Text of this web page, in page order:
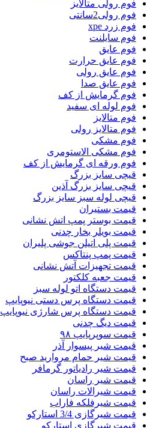
فوم رولی متالایز
فوم رولی2سانتی
فوم زرد xpe
فوم سایلنت
فوم عایق
فوم عایق حرارت
فوم عایق رولی
فوم عایق صدا
فوم گرمایش از کف
فوم لوله ای سفید
فوم متالایز
فوم متالایز رولی
فوم مشکی
فوم مشکی الاستومری
فوم ورقه ای گرمایش از کف
قیچی سایز بزرگ
قیچی سایز بزرگ آذین
قیچی لوله سبز سایز بزرگ
قیمت بستیران
قیمت بوستر پمپ اتش نشانی
قیمت بویلر بخار چدنی
قیمت پلی اتیلن جوشی پلیران
قیمت پمپ پنتاکس
قیمت تجهیزات آتش نشانی
قیمت جعبه کلکتور
قیمت دستگاه اتو لوله سبز
قیمت دستگاه پرس دستی نیوپایپ
قیمت دستگاه پرس شارژی نیوپایپ
قیمت دیگ چدنی
قیمت سوپرپایپ ۹۸
قیمت شیر پیسوار آذر
قیمت شیر حمام مروارید صبح
قیمت شیر رادیاتور گرمافر
قیمت شیر راسان
قیمت شیرالات راسان
قیمت شیرفلکه فاراب
قیمت شیرگازی 3/4 استارکو
قیمت شیرگازی استارکو